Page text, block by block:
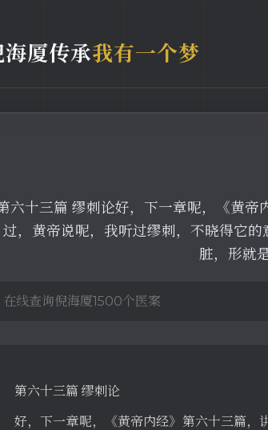
厦传承我有一个梦
六十三篇 缪刺论好，下一章呢，《黄
过，黄帝说呢，我听过缪刺，不晓得它
脏，形就
第六十三篇 缪刺论
好，下一章呢，《黄帝内经》第六十三篇，